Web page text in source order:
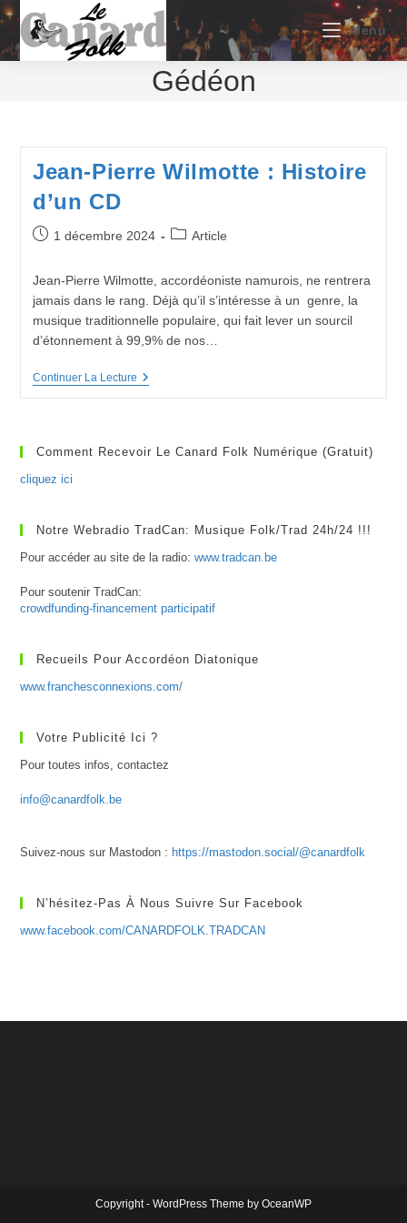
Skip
to
content
Menu
Gédéon
Jean-Pierre Wilmotte : Histoire
d’un CD
Publication
1 décembre 2024
PostArticle
Jean-Pierre Wilmotte, accordéoniste namurois, ne rentrera
jamais dans le rang. Déjà qu’il s’intéresse à un genre, la
musique traditionnelle populaire, qui fait lever un sourcil
d’étonnement à 99,9% de nos…
Continuer La LectureJean-
CD
Comment Recevoir Le Canard Folk Numérique (gratuit)
cliquez ici
Notre Webradio TradCan: Musique Folk/Trad 24h/24 !!!
Pour accéder au site de la radio:www.tradcan.be
Pour soutenir TradCan:
crowdfunding-financement participatif
Recueils Pour Accordéon Diatonique
www.franchesconnexions.com/
Votre Publicité Ici ?
Pour toutes infos, contactez
info@canardfolk.be
Suivez-nous sur Mastodon : https://mastodon.social/@canardfolk
N’hésitez-Pas À Nous Suivre Sur Facebook
www.facebook.com/CANARDFOLK.TRADCAN
Copyright - WordPress Theme by OceanWP